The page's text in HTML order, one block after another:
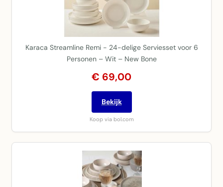
Karaca Streamline Remi - 24-delige Serviesset voor 6
Personen – Wit – New Bone
€ 69,00
Bekijk
Koop via bol.com